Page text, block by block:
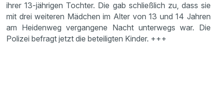
ihrer 13-jährigen Tochter. Die gab schließlich zu, dass sie
mit drei weiteren Mädchen im Alter von 13 und 14 Jahren
am Heidenweg vergangene Nacht unterwegs war. Die
Polizei befragt jetzt die beteiligten Kinder. +++